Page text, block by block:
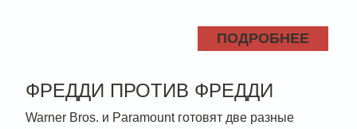
ПОДРОБНЕЕ
ФРЕДДИ ПРОТИВ ФРЕДДИ
Warner Bros. и Paramount готовят две разные